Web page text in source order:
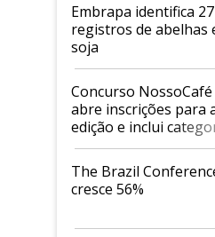
Embrapa identifica
registros de abelhas
soja
Concurso NossoCafé
abre inscrições para
edição e inclui
cafés Canephora
The Brazil
cresce 56%